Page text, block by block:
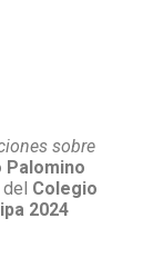
sobre
Palomino
Colegio
2024